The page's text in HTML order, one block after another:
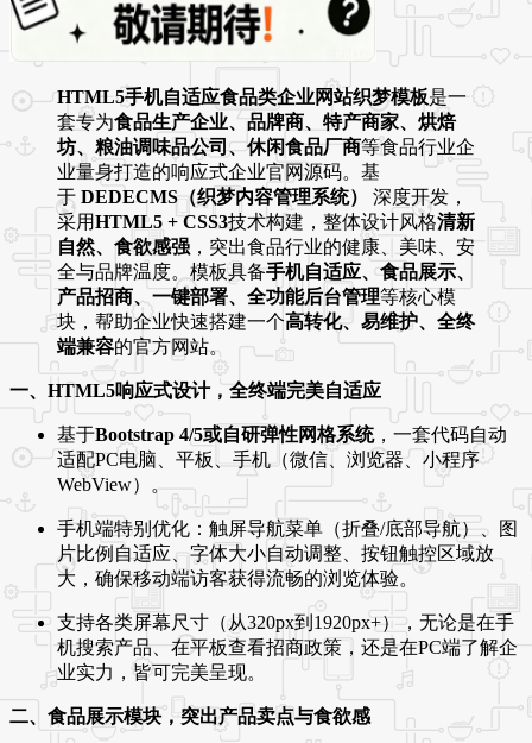
HTML5手机自适应食品类企业网站织梦模板是一
套专为食品生产企业、品牌商、特产商家、烘焙
坊、粮油调味品公司、休闲食品厂商等食品行业企
业量身打造的响应式企业官网源码。基
于 DEDECMS（织梦内容管理系统）
深度开发，
采用HTML5 + CSS3技术构建，整体设计风格清新
自然、食欲感强 ，突出食品行业的健康、美味、安
全与品牌温度。模板具备手机自适应、食品展示、
产品招商、一键部署、全功能后台管理等核心模
块，帮助企业快速搭建一个高转化、易维护、全终
端兼容的官方网站。
一、HTML5响应式设计，全终端完美自适应
基于Bootstrap 4/5或自研弹性网格系统，一套代码自动
适配PC电脑、平板、手机（微信、浏览器、小程序
WebView）。
手机端特别优化：触屏导航菜单（折叠/底部导航）、图
片比例自适应、字体大小自动调整、按钮触控区域放
大，确保移动端访客获得流畅的浏览体验。
支持各类屏幕尺寸（从320px到1920px+），无论是在手
机搜索产品、在平板查看招商政策，还是在PC端了解企
业实力，皆可完美呈现。
二、食品展示模块，突出产品卖点与食欲感